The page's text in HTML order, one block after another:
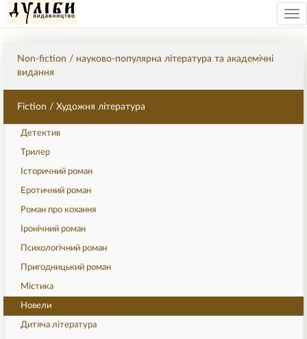
Non-fiction / науково-популярна література та академічні
видання
Fiction / Художня література
Детектив
Трилер
Історичний роман
Еротичний роман
Роман про кохання
Іронічний роман
Психологічний роман
Пригодницький роман
Містика
Новели
Дитяча література